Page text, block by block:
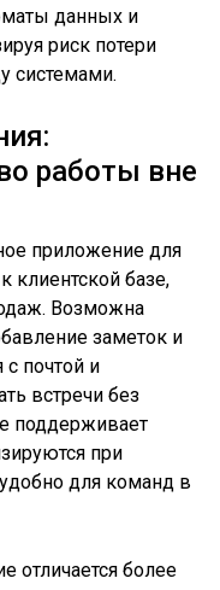
данных и
риск потери
системами.
работы вне
приложение для
клиентской базе,
Возможна
заметок и
с почтой и
встречи без
поддерживает
при
для команд в
отличается более